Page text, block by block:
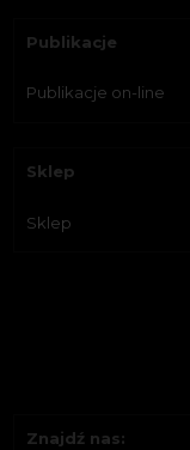
Publikacje
Publikacje on-line
Sklep
Sklep
Znajdź nas: